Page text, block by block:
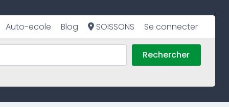
Auto-ecole Blog SOISSONS Se connecter
Rechercher